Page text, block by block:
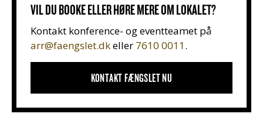
VIL DU BOOKE ELLER HØRE MERE OM LOKALET?
Kontakt konference- og eventteamet på
arr@faengslet.dkeller 7610 0011.
KONTAKT FÆNGSLET NU